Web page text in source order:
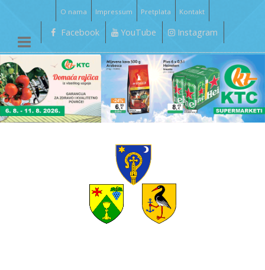
O nama Impressum Pretplata Kontakt
Facebook YouTube Instagram